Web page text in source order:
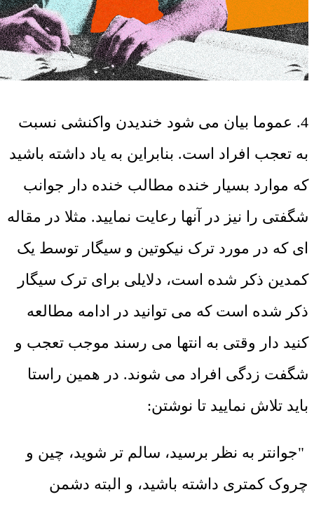
4. عموما بیان می شود خندیدن واکنشی نسبت
به تعجب افراد است. بنابراین به یاد داشته باشید
که موارد بسیار خنده مطالب خنده دار جوانب
شگفتی را نیز در آنها رعایت نمایید. مثلا در مقاله
ای که در مورد ترک نیکوتین و سیگار توسط یک
کمدین ذکر شده است، دلایلی برای ترک سیگار
ذکر شده است که می توانید در ادامه مطالعه
کنید دار وقتی به انتها می رسند موجب تعجب و
شگفت زدگی افراد می شوند. در همین راستا
باید تلاش نمایید تا نوشتن:
"جوانتر به نظر برسید، سالم تر شوید، چین و
چروک کمتری داشته باشید، و البته دشمن